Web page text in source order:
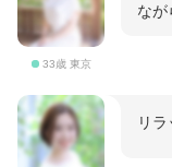
33歳 東京
なが
リ